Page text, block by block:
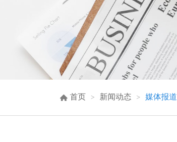
首页 > 新闻动态 > 媒体报道